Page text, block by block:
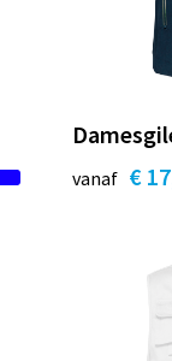
vanaf €